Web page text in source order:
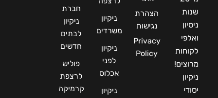
שנות
ניסיון
ואלפי
לקוחות
מרוצים!
ניקיון
יסודי
הצהרת
נגישות
Privacy
Policy
ניקיון
משרדים
ניקיון
לפני
אכלוס
ניקיון
חברת
ניקיון
לבתים
חדשים
פוליש
לרצפת
קרמיקה